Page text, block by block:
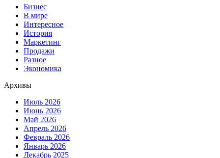
Бизнес
В мире
Интересное
История
Маркетинг
Продажи
Разное
Экономика
Архивы
Июль 2026
Июнь 2026
Май 2026
Апрель 2026
Февраль 2026
Январь 2026
Декабрь 2025